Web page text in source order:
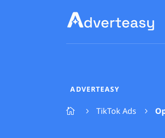
ADVERTEASY
 5 TikTok Ads 5